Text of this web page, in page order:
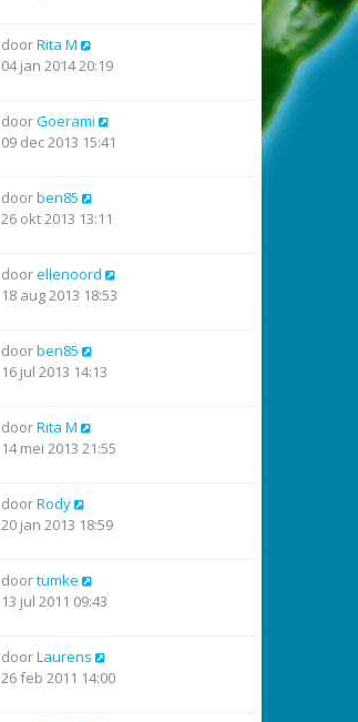
doorRita M
04 jan 2014 20:19
doorGoerami
09 dec 2013 15:41
doorben85
26 okt 2013 13:11
doorellenoord
18 aug 2013 18:53
doorben85
16 jul 2013 14:13
doorRita M
14 mei 2013 21:55
doorRody
20 jan 2013 18:59
doortumke
13 jul 2011 09:43
doorLaurens
26 feb 2011 14:00